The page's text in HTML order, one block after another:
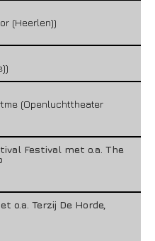
(Heerlen))
(Openluchttheater
Festival met o.a. The
o.a. Terzij De Horde,